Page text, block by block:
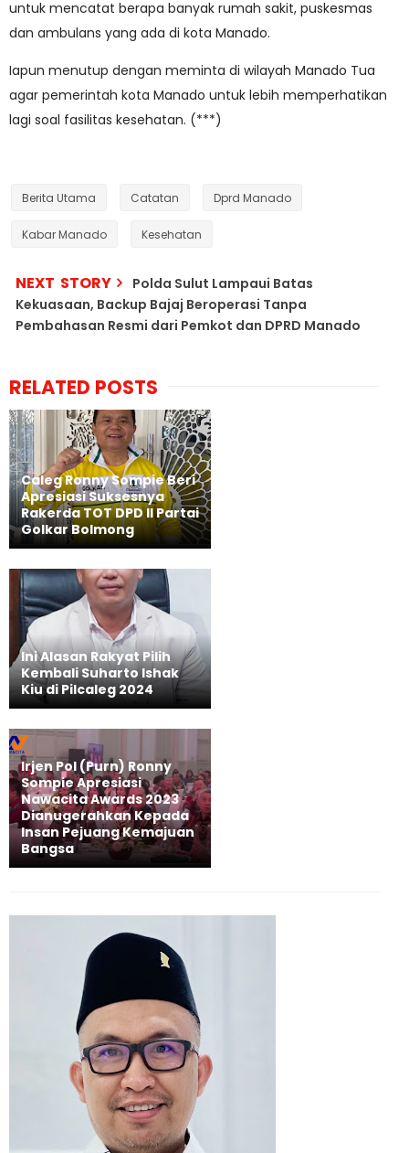
untuk mencatat berapa banyak rumah sakit, puskesmas
dan ambulans yang ada di kota Manado.
Iapun menutup dengan meminta di wilayah Manado Tua
agar pemerintah kota Manado untuk lebih memperhatikan
lagi soal fasilitas kesehatan. (***)
Berita Utama Catatan Dprd Manado
Kabar Manado Kesehatan
NEXT STORY
Polda Sulut Lampaui Batas
Kekuasaan, Backup Bajaj Beroperasi Tanpa
Pembahasan Resmi dari Pemkot dan DPRD Manado
RELATED POSTS
Caleg Ronny Sompie Beri
Apresiasi Suksesnya
Rakerda TOT DPD II Partai
Golkar Bolmong
Ini Alasan Rakyat Pilih
Kembali Suharto Ishak
Kiu di Pilcaleg 2024
Irjen Pol (Purn) Ronny
Sompie Apresiasi
Nawacita Awards 2023
Dianugerahkan Kepada
Insan Pejuang Kemajuan
Bangsa